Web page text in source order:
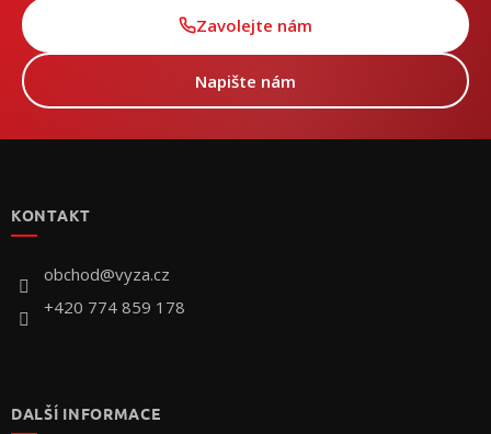
Zavolejte nám
Napište nám
KONTAKT
obchod@vyza.cz
+420 774 859 178
DALŠÍ INFORMACE